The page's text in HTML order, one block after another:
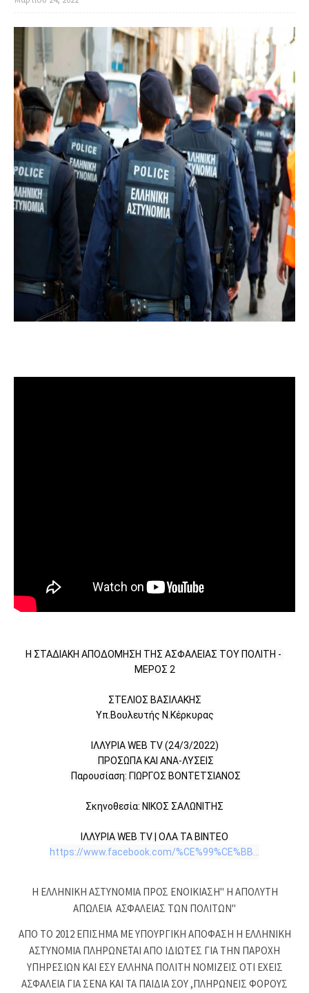
Η ΣΤΑΔΙΑΚΗ ΑΠΟΔΟΜΗΣΗ ΤΗΣ ΑΣΦΑΛΕΙΑΣ ΤΟΥ ΠΟΛΙΤΗ -
ΜΕΡΟΣ 2
ΣΤΕΛΙΟΣ ΒΑΣΙΛΑΚΗΣ
Υπ.Βουλευτής Ν.Κέρκυρας
ΙΛΛΥΡΙΑ WEB TV (24/3/2022)
Σκηνοθεσία: ΝΙΚΟΣ ΣΑΛΩΝΙΤΗΣ
https://www.facebook.com/%CE%99%CE%BB...
Η ΕΛΛΗΝΙΚΗ ΑΣΤΥΝΟΜΙΑ ΠΡΟΣ ΕΝΟΙΚΙΑΣΗ'' Η ΑΠΟΛΥΤΗ
ΑΠΩΛΕΙΑ ΑΣΦΑΛΕΙΑΣ ΤΩΝ ΠΟΛΙΤΩΝ''
ΑΠΟ ΤΟ 2012 ΕΠΙΣΗΜΑ ΜΕ ΥΠΟΥΡΓΙΚΗ ΑΠΟΦΑΣΗ Η ΕΛΛΗΝΙΚΗ
ΑΣΤΥΝΟΜΙΑ ΠΛΗΡΩΝΕΤΑΙ ΑΠΟ ΙΔΙΩΤΕΣ ΓΙΑ ΤΗΝ ΠΑΡΟΧΗ
ΥΠΗΡΕΣΙΩΝ ΚΑΙ ΕΣΥ ΕΛΛΗΝΑ ΠΟΛΙΤΗ ΝΟΜΙΖΕΙΣ ΟΤΙ ΕΧΕΙΣ
ΑΣΦΑΛΕΙΑ ΓΙΑ ΣΕΝΑ ΚΑΙ ΤΑ ΠΑΙΔΙΑ ΣΟΥ ,ΠΛΗΡΩΝΕΙΣ ΦΟΡΟΥΣ